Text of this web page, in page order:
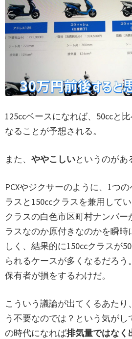
125ccベースになれば、50ccと
なることが予想される。
また、 ややこしいというのがあ
PCXやジクサーのように、1つ
ラスと150ccクラスを兼用して
クラスの白色市区町村ナンバー
ラスなのか原付きなのかを瞬
しく、結果的に150ccクラスが
られるケースが多くなるだろ
保有者が損をするわけだ。
こういう議論が出てくるあたり
う不要なのでは？という気がし
の時代になれば排気量ではなく